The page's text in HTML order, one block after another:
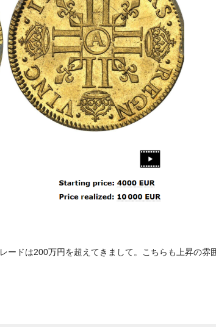
ードは200万円を超えてきまして。こちらも上昇の雰